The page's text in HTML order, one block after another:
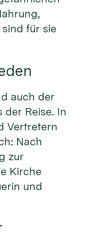
für sie
auch der
der Reise. In
Vertretern
Nach
zur
Kirche
und